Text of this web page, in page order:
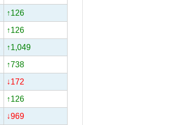
↑126
↑126
↑1,049
↑738
↓172
↑126
↓969